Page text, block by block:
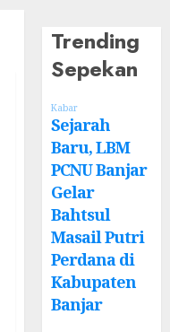
Trending
Sepekan
Kabar
Sejarah
Baru, LBM
PCNU Banjar
Gelar
Bahtsul
Masail Putri
Perdana di
Kabupaten
Banjar